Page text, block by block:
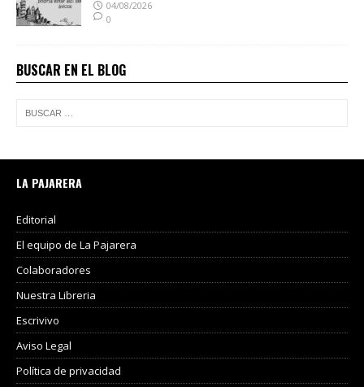
04/08/2026
0
BUSCAR EN EL BLOG
LA PAJARERA
Editorial
El equipo de La Pajarera
Colaboradores
Nuestra Libreria
Escrivivo
Aviso Legal
Política de privacidad